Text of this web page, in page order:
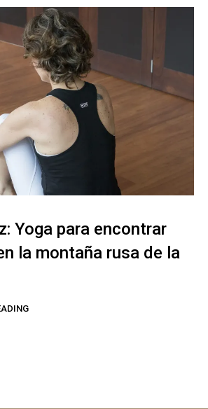
Yoga para encontrar
la montaña rusa de la